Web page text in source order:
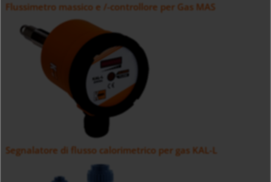
Flussimetro massico e /-controllore per Gas MAS
Segnalatore di flusso calorimetrico per gas KAL-L